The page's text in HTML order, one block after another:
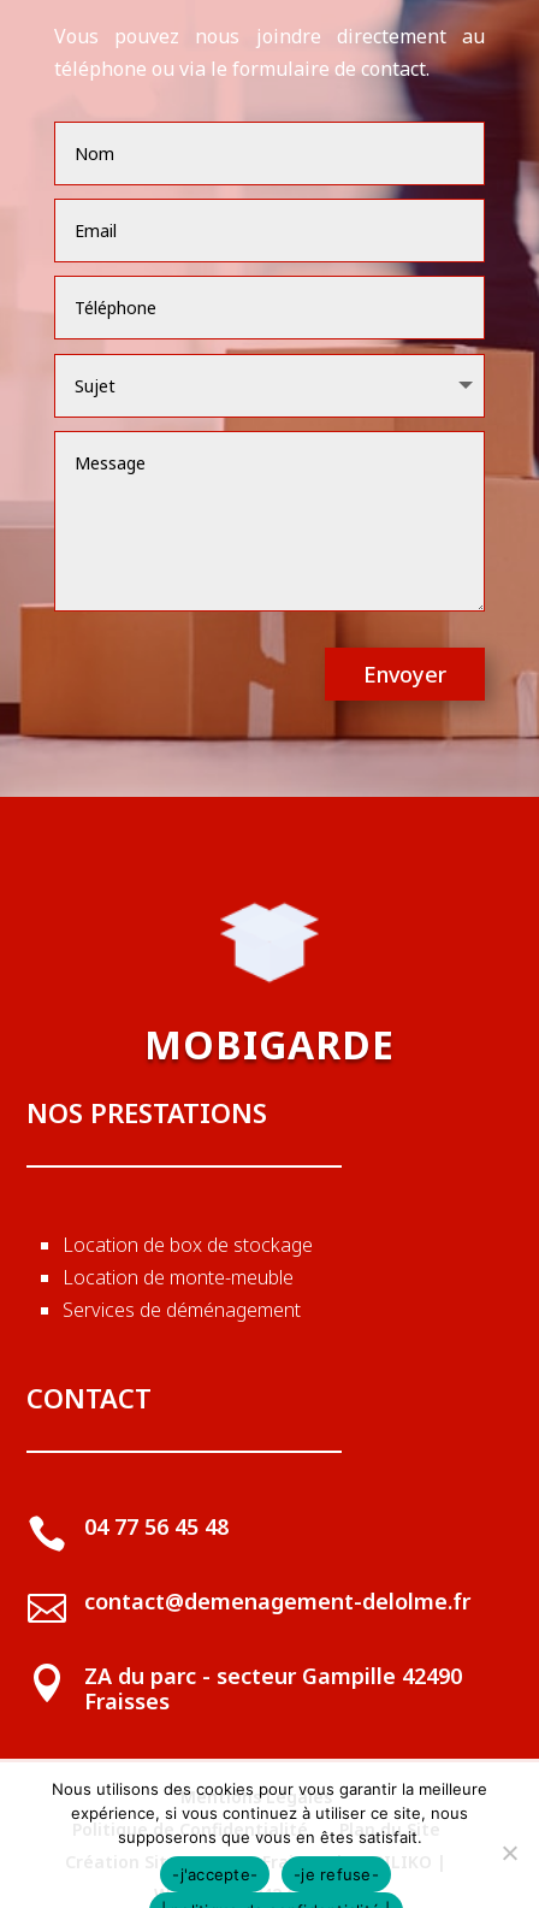
Vous pouvez nous joindre directement au
téléphone ou via le formulaire de contact.
Envoyer
MOBIGARDE
NOS PRESTATIONS
Location de box de stockage
Location de monte-meuble
Services de déménagement
CONTACT
 04 77 56 45 48
 contact@demenagement-delolme.fr

ZA du parc - secteur Gampille 42490
Fraisses
Mentions Légales
Politique de Confidentialité
Plan du Site
Création Site Internet Fraisses | WEBILIKO |
Webdesign 842 Concept
Nous utilisons des cookies pour vous garantir la meilleure
expérience, si vous continuez à utiliser ce site, nous
supposerons que vous en êtes satisfait.
-j'accepte-
-je refuse-